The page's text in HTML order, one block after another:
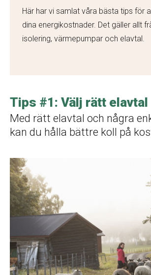
Här har vi samlat våra bästa tips för
dina energikostnader. Det gäller allt
isolering, värmepumpar och elavtal.
Tips #1: Välj rätt elavtal
Med rätt elavtal och några
kan du hålla bättre koll på